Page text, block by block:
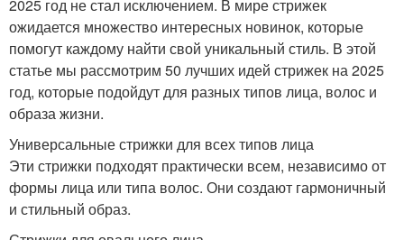
2025 год не стал исключением. В мире стрижек
ожидается множество интересных новинок, которые
помогут каждому найти свой уникальный стиль. В этой
статье мы рассмотрим 50 лучших идей стрижек на 2025
год, которые подойдут для разных типов лица, волос и
образа жизни.
Универсальные стрижки для всех типов лица
Эти стрижки подходят практически всем, независимо от
формы лица или типа волос. Они создают гармоничный
и стильный образ.